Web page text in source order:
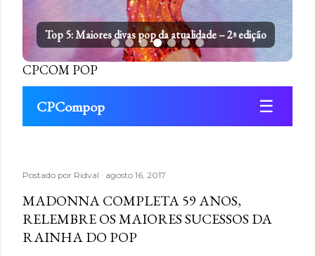
Top 5: Maiores divas pop da atualidade – 2ª edição
CPCOM POP
CPCompop ☰
Postado por Ridval agosto 16, 2017
MADONNA COMPLETA 59 ANOS,
RELEMBRE OS MAIORES SUCESSOS DA
RAINHA DO POP